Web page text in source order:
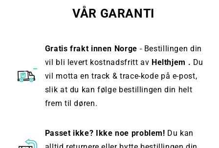
VÅR GARANTI
Gratis frakt innen Norge - Bestillingen din
vil bli levert kostnadsfritt av Helthjem . Du
vil motta en track & trace-kode på e-post,
slik at du kan følge bestillingen din helt
frem til døren.
Passet ikke? Ikke noe problem! Du kan